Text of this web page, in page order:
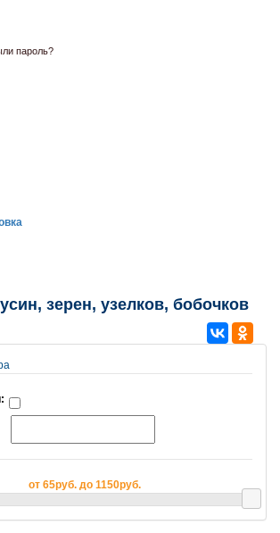
пароль?
зерен, узелков, бобочков
от 65руб. до 1150руб.